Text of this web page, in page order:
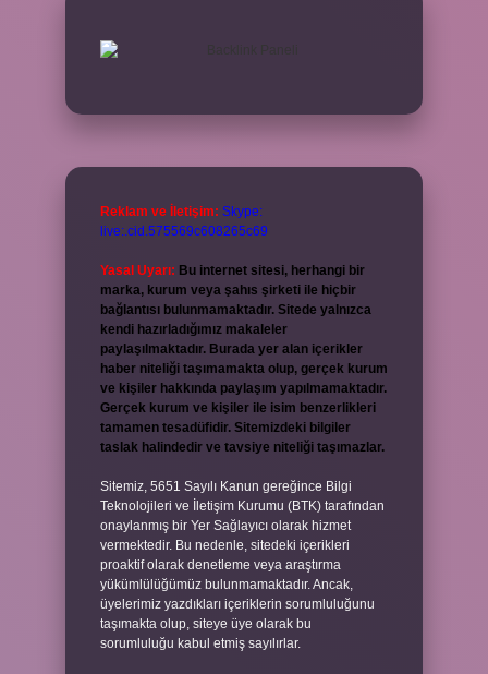
Reklam ve İletişim: Skype:
live:.cid.575569c608265c69
Yasal Uyarı: Bu internet sitesi, herhangi bir
marka, kurum veya şahıs şirketi ile hiçbir
bağlantısı bulunmamaktadır. Sitede yalnızca
kendi hazırladığımız makaleler
paylaşılmaktadır. Burada yer alan içerikler
haber niteliği taşımamakta olup, gerçek kurum
ve kişiler hakkında paylaşım yapılmamaktadır.
Gerçek kurum ve kişiler ile isim benzerlikleri
tamamen tesadüfidir. Sitemizdeki bilgiler
taslak halindedir ve tavsiye niteliği taşımazlar.
Sitemiz, 5651 Sayılı Kanun gereğince Bilgi
Teknolojileri ve İletişim Kurumu (BTK) tarafından
onaylanmış bir Yer Sağlayıcı olarak hizmet
vermektedir. Bu nedenle, sitedeki içerikleri
proaktif olarak denetleme veya araştırma
yükümlülüğümüz bulunmamaktadır. Ancak,
üyelerimiz yazdıkları içeriklerin sorumluluğunu
taşımakta olup, siteye üye olarak bu
sorumluluğu kabul etmiş sayılırlar.